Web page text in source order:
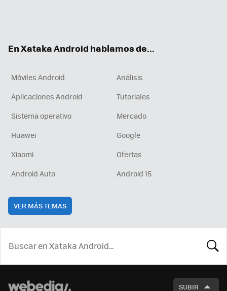
En Xataka Android hablamos de...
Móviles Android
Análisis
Aplicaciones Android
Tutoriales
Sistema operativo
Mercado
Huawei
Google
Xiaomi
Ofertas
Android Auto
Android 15
VER MÁS TEMAS
SUBIR